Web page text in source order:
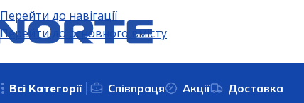
Перейти до навігації
Перейти до основного вмісту
Всі Категорії Співпраця Акції Доставка